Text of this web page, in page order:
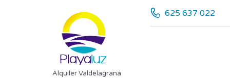
Alquiler Valdelagrana
625 637 022